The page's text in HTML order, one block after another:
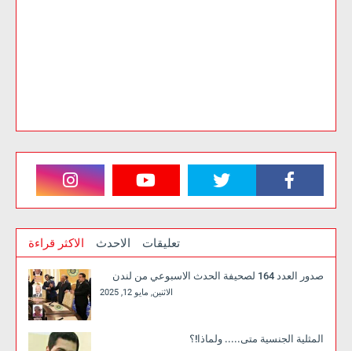
الاكثر قراءة الاحدث تعليقات
صدور العدد 164 لصحيفة الحدث الاسبوعي من لندن
الاثنين, مايو 12, 2025
المثلية الجنسية متى..... ولماذا!؟